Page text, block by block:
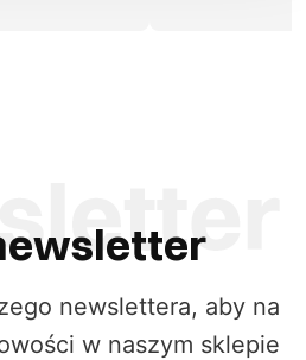
newslettera, aby na
w naszym sklepie